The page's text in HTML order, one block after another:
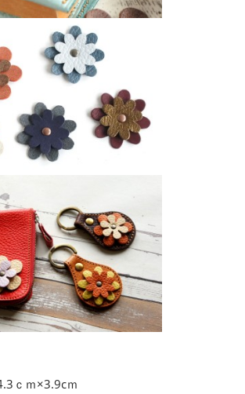
ｃｍ×3.9cｍ